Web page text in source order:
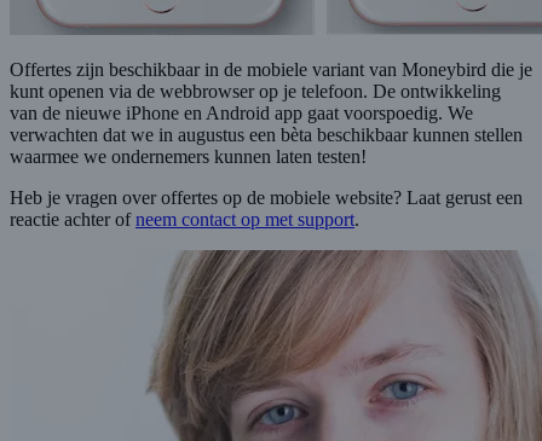
Offertes zijn beschikbaar in de mobiele variant van Moneybird die je
kunt openen via de webbrowser op je telefoon. De ontwikkeling
van de nieuwe iPhone en Android app gaat voorspoedig. We
verwachten dat we in augustus een bèta beschikbaar kunnen stellen
waarmee we ondernemers kunnen laten testen!
Heb je vragen over offertes op de mobiele website? Laat gerust een
reactie achter ofneem contact op met support.